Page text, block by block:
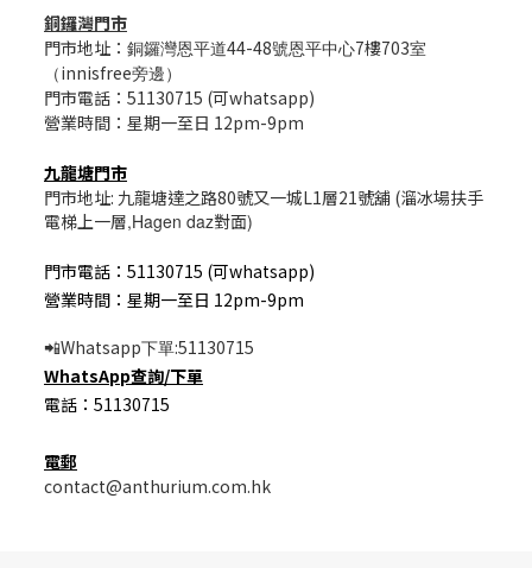
銅鑼灣門市
門市地址： 銅鑼灣恩平道44-48號恩平中心7樓703室
（ innisfree旁邊）
門市電話：51130715 (可whatsapp)
營業時間：星期一至日 12pm-9pm
九龍塘門市
門市地址: 九龍塘達之路80號又一城L1層21號舖 (溜冰場扶手
電梯上一層,Hagen daz對面)
門市電話：51130715 (可whatsapp)
營業時間：星期一至日 12pm-9pm
📲Whatsapp下單:51130715
WhatsApp查詢/下單
電話：51130715
電郵
contact@anthurium.com.hk